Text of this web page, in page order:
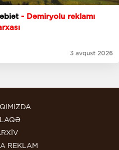
- Dəmiryolu reklamı
3 avqust 2026
REKLAM